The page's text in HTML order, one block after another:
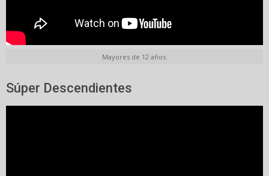
Mayores de 12 años.
Súper Descendientes